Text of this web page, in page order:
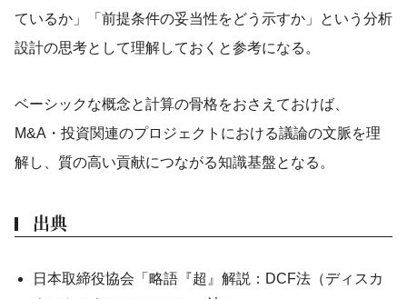
ているか」「前提条件の妥当性をどう示すか」という分析
設計の思考として理解しておくと参考になる。
ベーシックな概念と計算の骨格をおさえておけば、
M&A・投資関連のプロジェクトにおける議論の文脈を理
解し、質の高い貢献につながる知識基盤となる。
出典
日本取締役協会「略語『超』解説：DCF法（ディスカ